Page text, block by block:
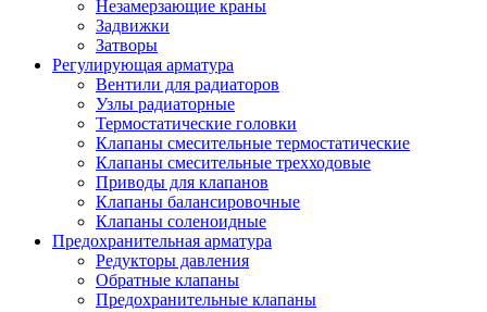
Незамерзающие краны
Задвижки
Затворы
Регулирующая арматура
Вентили для радиаторов
Узлы радиаторные
Термостатические головки
Клапаны смесительные термостатические
Клапаны смесительные трехходовые
Приводы для клапанов
Клапаны балансировочные
Клапаны соленоидные
Предохранительная арматура
Редукторы давления
Обратные клапаны
Предохранительные клапаны